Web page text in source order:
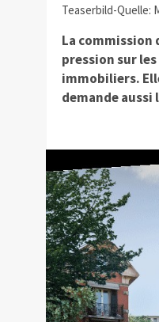
Teaserbild-Quelle:
La commission
pression sur
immobiliers.
demande